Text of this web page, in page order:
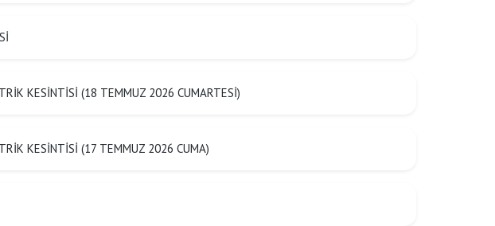
KESİNTİSİ (18 TEMMUZ 2026 CUMARTESİ)
KESİNTİSİ (17 TEMMUZ 2026 CUMA)